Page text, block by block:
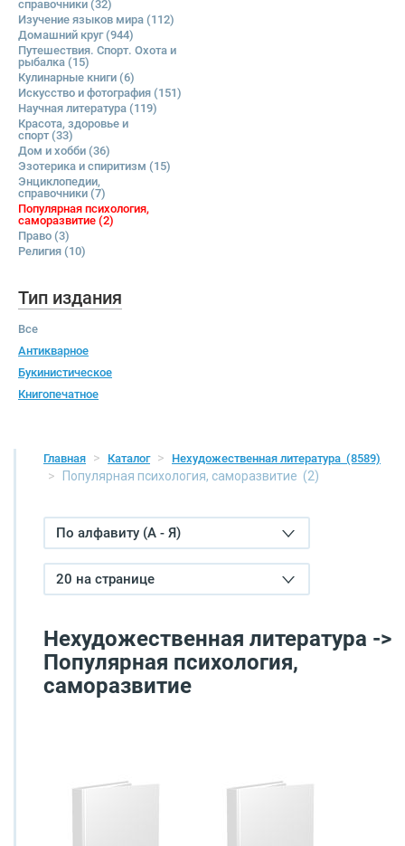
справочники (32)
Изучение языков мира (112)
Домашний круг(944)
Путешествия. Спорт. Охота и
рыбалка (15)
Кулинарные книги (6)
Искусство и фотография (151)
Научная литература (119)
Красота, здоровье и
спорт(33)
Дом и хобби (36)
Эзотерика и спиритизм (15)
Энциклопедии,
справочники (7)
Популярная психология,
саморазвитие (2)
Право (3)
Религия (10)
Тип издания
Все
Антикварное
Букинистическое
Книгопечатное
Главная Каталог Нехудожественная литература (8589)
Популярная психология, саморазвитие (2)
По алфавиту (А - Я)
20 на странице
Нехудожественная литература ->
Популярная психология,
саморазвитие